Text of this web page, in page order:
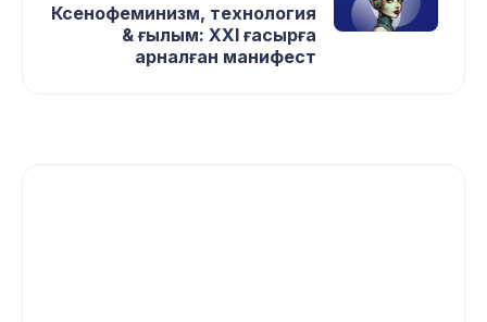
Ксенофеминизм, технология
& ғылым: ХХІ ғасырға
арналған манифест